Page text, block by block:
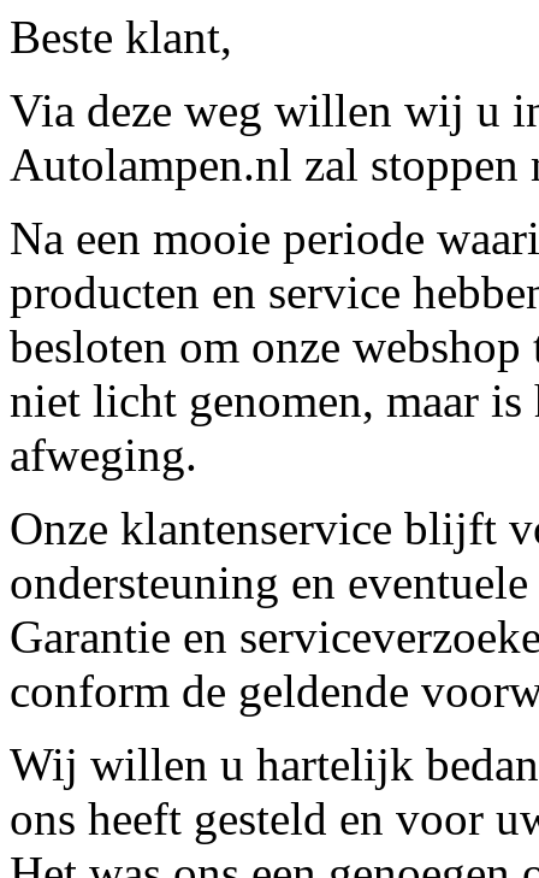
Beste klant,
Via deze weg willen wij u
Autolampen.nl zal stoppen
Na een mooie periode
producten en service
besloten om onze
niet licht genomen, maar
afweging.
Onze klantenservice blijft
ondersteuning en
Garantie en
conform de geldende
Wij willen u hartelijk
ons heeft gesteld en voor